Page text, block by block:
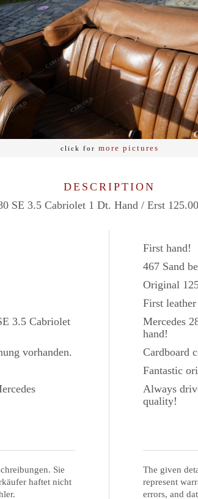
click for more pictures
DESCRIPTION
SE 3.5 Cabriolet 1 Dt. Hand / Erst
3.5 Cabriolet
vorhanden.
First hand!
467 Sand
Original
First
Mercedes
hand!
Cardboard
Fantastic
Always
quality!
Sie
haftet nicht
The given
represent
errors, and